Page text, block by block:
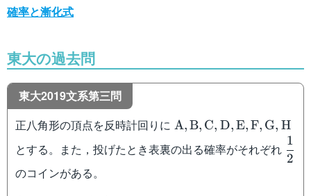
確率と漸化式
東大の過去問
東大2019文系第三問
正八角形の頂点を反時計回りに A,B, C, D,E,F, G, H
とする。また，投げたとき表裏の出る確率がそれぞれ
{2}
2
1
のコインがある。